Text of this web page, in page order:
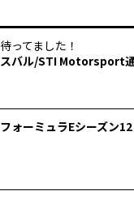
待ってました！
スバル/STI Motorsport
フォーミュラEシーズン